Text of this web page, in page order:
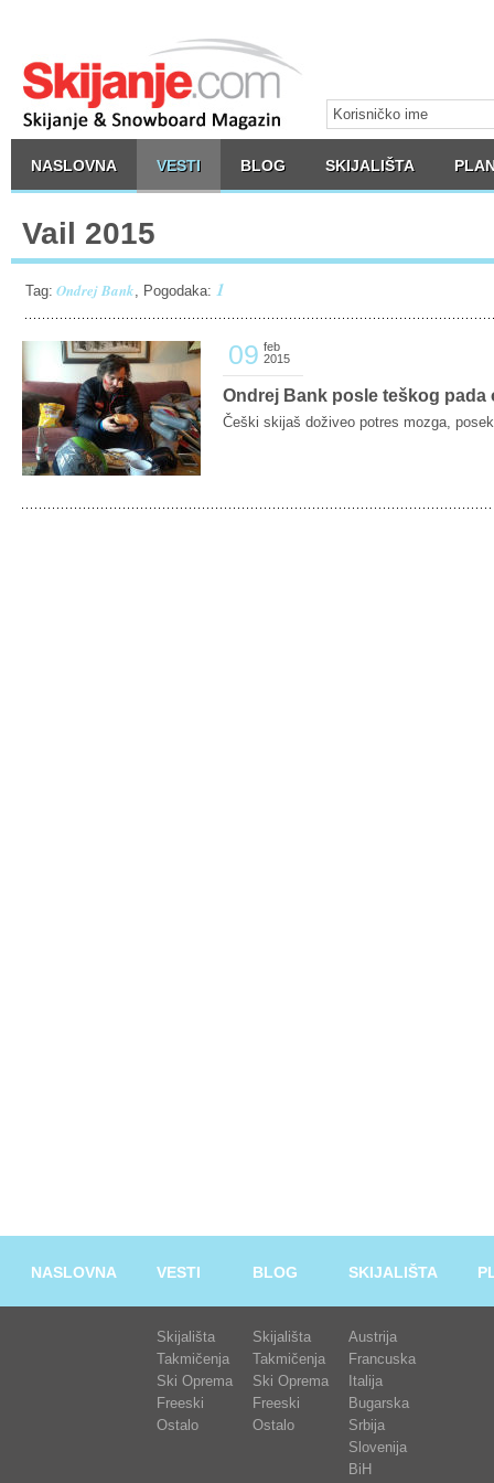
NASLOVNA VESTI BLOG SKIJALIŠTA
Vail 2015
Tag: Ondrej Bank, Pogodaka: 1
09 feb
2015
Ondrej Bank posle teškog pada
Češki skijaš doživeo potres mozga,
NASLOVNA VESTI
Skijališta
Takmičenja
Ski Oprema
Freeski
Ostalo
BLOG
Skijališta
Takmičenja
Ski Oprema
Freeski
Ostalo
SKIJALIŠTA
Austrija
Francuska
Italija
Bugarska
Srbija
Slovenija
BiH